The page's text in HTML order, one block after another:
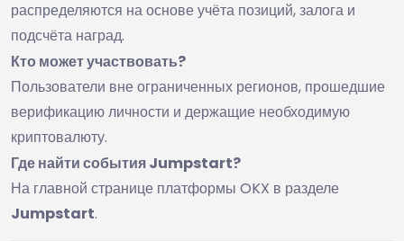
распределяются на основе учёта позиций, залога и
подсчёта наград.
Кто может участвовать?
Пользователи вне ограниченных регионов, прошедшие
верификацию личности и держащие необходимую
криптовалюту.
Где найти события Jumpstart?
На главной странице платформы OKX в разделе
Jumpstart.